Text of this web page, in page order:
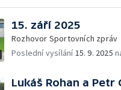
15. září 2025
Rozhovor Sportovních zpráv
Poslední vysílání15. 9. 2025
Lukáš Rohan a Petr